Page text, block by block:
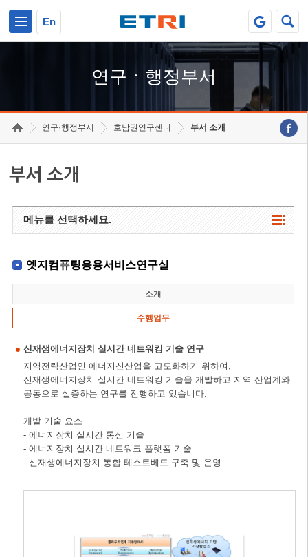
En
연구ㆍ행정부서
연구·행정부서 호남권연구센터 부서 소개
부서 소개
메뉴를 선택하세요.
엣지컴퓨팅응용서비스연구실
소개
수행업무
신재생에너지장치 실시간 네트워킹 기술 연구
지역전략산업인 에너지신산업을 고도화하기 위하여,
신재생에너지장치 실시간 네트워킹 기술을 개발하고 지역 산업계와
공동으로 실증하는 연구를 진행하고 있습니다.
개발 기술 요소
- 에너지장치 실시간 통신 기술
- 에너지장치 실시간 네트워크 플랫폼 기술
- 신재생에너지장치 통합 테스트베드 구축 및 운영